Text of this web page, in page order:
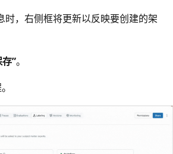
时，右侧框将更新以反映要创建的架
存”。